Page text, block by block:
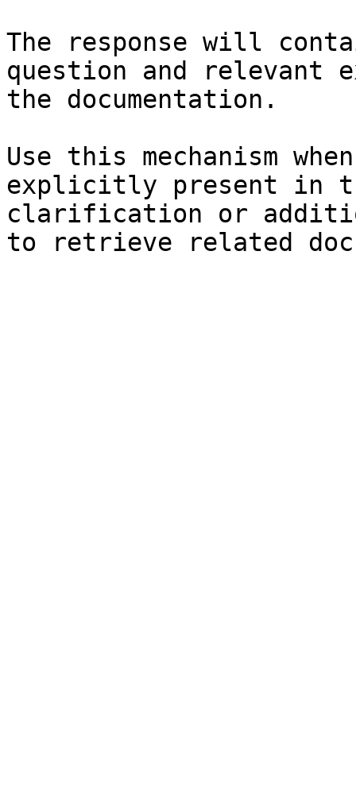
The response will
question and relevant
the documentation.
Use this mechanism
explicitly present in
clarification or